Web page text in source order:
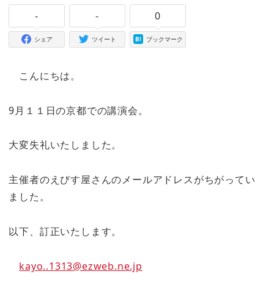
-
シェア
-
ツイート
0
ブックマーク
こんにちは。
9月１１日の京都での講演会。
大変失礼いたしました。
主催者のえびす屋さんのメールアドレスがちがってい
ました。
以下、訂正いたします。
kayo..1313@ezweb.ne.jp